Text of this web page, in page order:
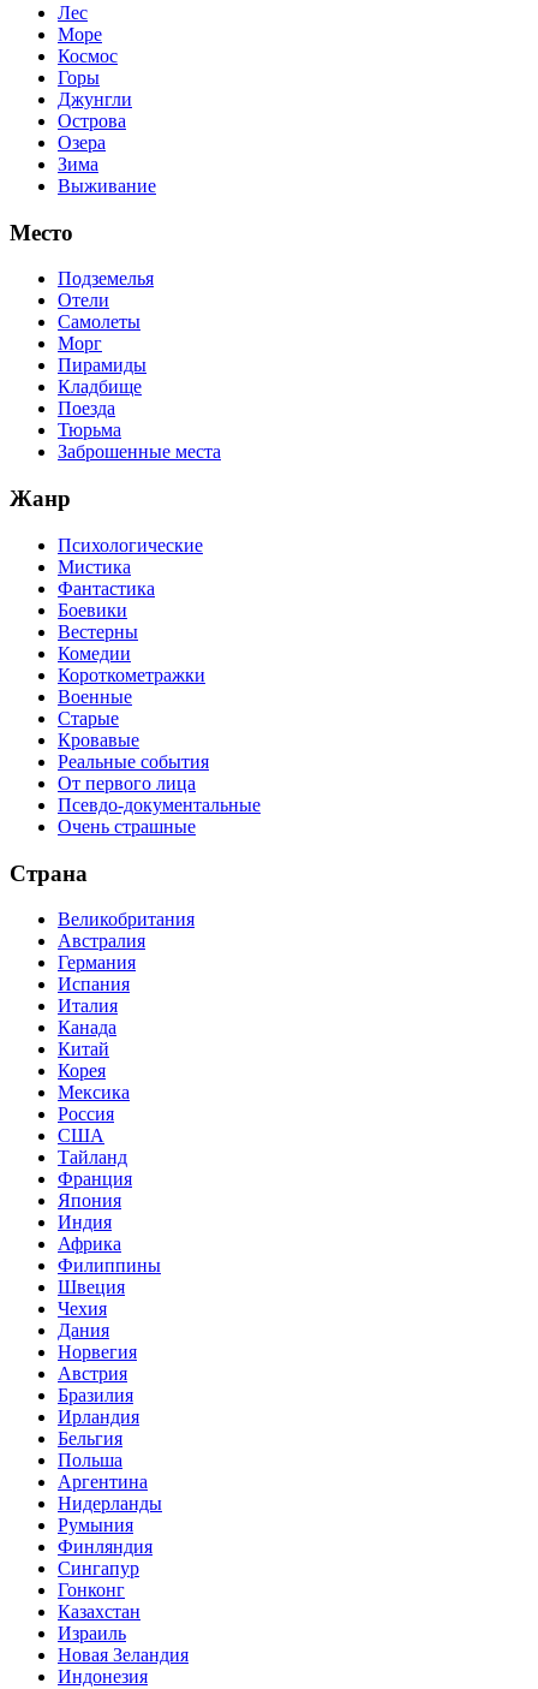
Лес
Море
Космос
Горы
Джунгли
Острова
Озера
Зима
Выживание
Место
Подземелья
Отели
Самолеты
Морг
Пирамиды
Кладбище
Поезда
Тюрьма
Заброшенные места
Жанр
Психологические
Мистика
Фантастика
Боевики
Вестерны
Комедии
Короткометражки
Военные
Старые
Кровавые
Реальные события
От первого лица
Псевдо-документальные
Очень страшные
Страна
Великобритания
Австралия
Германия
Испания
Италия
Канада
Китай
Корея
Мексика
Россия
США
Тайланд
Франция
Япония
Индия
Африка
Филиппины
Швеция
Чехия
Дания
Норвегия
Австрия
Бразилия
Ирландия
Бельгия
Польша
Аргентина
Нидерланды
Румыния
Финляндия
Сингапур
Гонконг
Казахстан
Израиль
Новая Зеландия
Индонезия